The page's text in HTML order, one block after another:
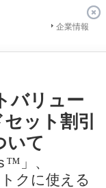
企業情報
バリュー
ット割引
いて
™ 」、
クに使える